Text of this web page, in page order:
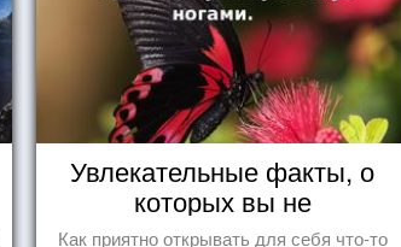
Увлекательные факты, о
которых вы не
догадывались!
Как приятно открывать для себя что-то